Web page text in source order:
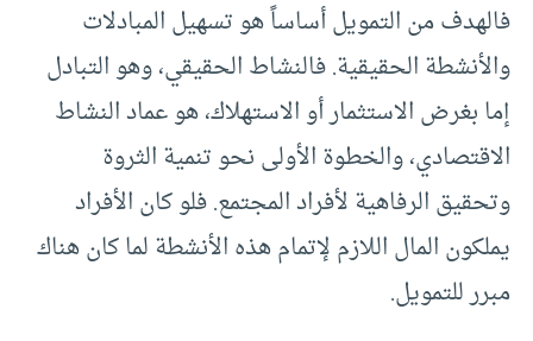
فالهدف من التمويل أساساً هو تسهيل المبادلات
والأنشطة الحقيقية. فالنشاط الحقيقي، وهو التبادل
إما بغرض الاستثمار أو الاستهلاك، هو عماد النشاط
الاقتصادي، والخطوة الأولى نحو تنمية الثروة
وتحقيق الرفاهية لأفراد المجتمع. فلو كان الأفراد
يملكون المال اللازم لإتمام هذه الأنشطة لما كان هناك
مبرر للتمويل.